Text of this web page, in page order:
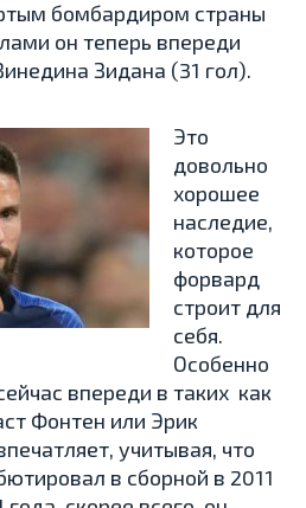
бомбардиром страны
он теперь впереди
Зидана (31 гол).
Это
довольно
хорошее
наследие,
которое
форвард
строит для
себя.
Особенно
впереди в таких как
Фонтен или Эрик
учитывая, что
в сборной в 2011